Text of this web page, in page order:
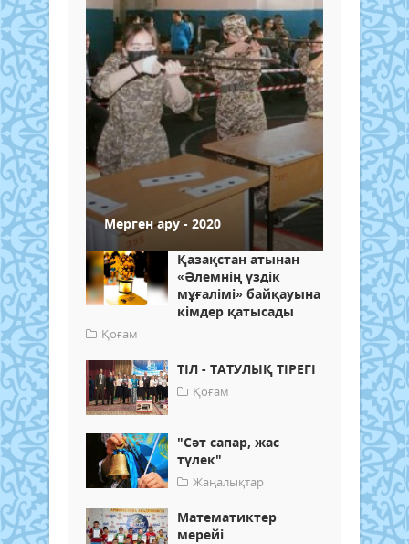
Мерген ару - 2020
Қазақстан атынан
«Әлемнің үздік
мұғалімі» байқауына
кімдер қатысады
Қоғам
ТІЛ - ТАТУЛЫҚ ТІРЕГІ
Қоғам
"Сәт сапар, жас
түлек"
Жаңалықтар
Математиктер
мерейі